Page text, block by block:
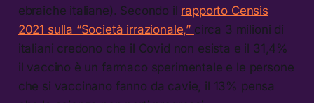
ebraiche italiane). Secondo il rapporto Censis
2021 sulla “Società irrazionale,” circa 3 milioni di
italiani credono che il Covid non esista e il 31,4%
il vaccino è un farmaco sperimentale e le persone
che si vaccinano fanno da cavie, il 13% pensa